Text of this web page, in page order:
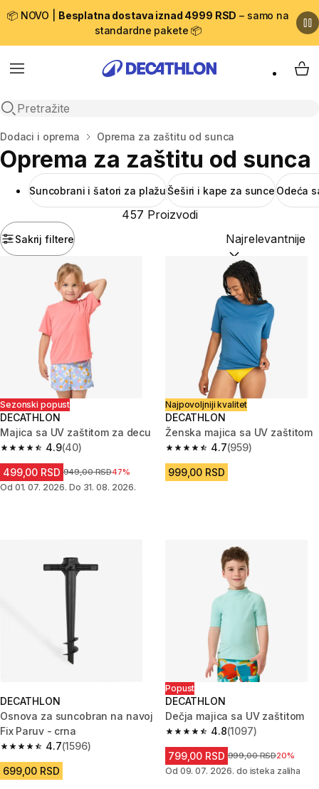
📦 NOVO | Besplatna dostava iznad 4999 RSD – samo na
standardne pakete 📦
Menu
Open search
My
Početna stranica
Dodaci i oprema Oprema za zaštitu od sunca
Oprema za zaštitu od sunca
Suncobrani i šatori za plažuŠeširi i kape za sunce Odeća
Sakrij filtere
457 Proizvodi
Sortiraj po:
Sezonski popust
DECATHLON
Majica sa UV zaštitom za decu
4.9
4.9 od 5 zvezdica from 40 Recenzije
(40)
499,00 RSD Cena pre sniženja
949,00 RSD47%
Od 01. 07. 2026. Do 31. 08. 2026.
Najpovoljniji kvalitet
DECATHLON
Ženska majica sa UV zaštitom
4.7
4.7 od 5 zvezdica from 959
(959)
999,00 RSD
DECATHLON
Osnova za suncobran na navoj
Fix Paruv - crna
4.7
4.7 od 5 zvezdica from 1596 Recenzije
(1596)
699,00 RSD
Popust
DECATHLON
Dečja majica sa UV zaštitom
4.8
4.8 od 5 zvezdica from 1097
(1097)
799,00 RSD Cena pre sniženja
999,00 RSD20%
Od 09. 07. 2026. do isteka zaliha